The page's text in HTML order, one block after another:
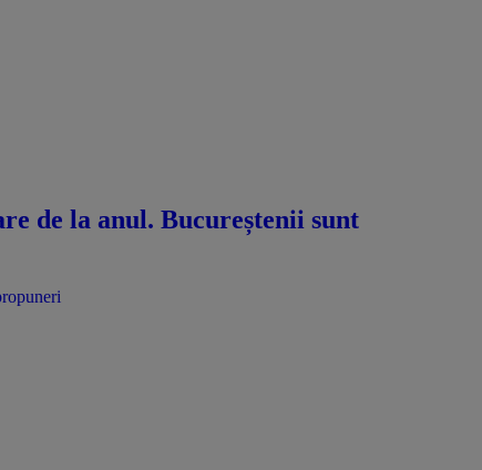
de la anul. Bucureștenii sunt